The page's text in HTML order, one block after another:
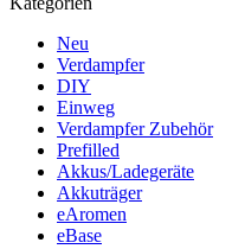
Neu
Verdampfer
DIY
Einweg
Verdampfer Zubehör
Prefilled
Akkus/Ladegeräte
Akkuträger
eAromen
eBase